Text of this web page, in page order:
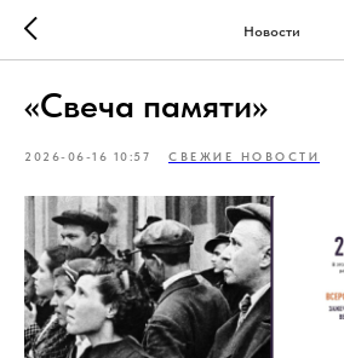
Новости
«Свеча памяти»
2026-06-16 10:57 СВЕЖИЕ НОВОСТИ